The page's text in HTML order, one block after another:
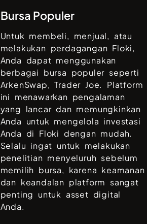
Bursa Populer
Untuk membeli, menjual, atau
melakukan perdagangan Floki,
Anda dapat menggunakan
berbagai bursa populer seperti
ArkenSwap, Trader Joe. Platform
ini menawarkan pengalaman
yang lancar dan memungkinkan
Anda untuk mengelola investasi
Anda di Floki dengan mudah.
Selalu ingat untuk melakukan
penelitian menyeluruh sebelum
memilih bursa, karena keamanan
dan keandalan platform sangat
penting untuk asset digital
Anda.